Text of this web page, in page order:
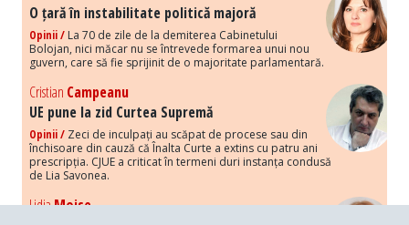
O țară în instabilitate politică majoră
Opinii / La 70 de zile de la demiterea Cabinetului
Bolojan, nici măcar nu se întrevede formarea unui nou
guvern, care să fie sprijinit de o majoritate parlamentară.
Cristian Campeanu
UE pune la zid Curtea Supremă
Opinii / Zeci de inculpați au scăpat de procese sau din
închisoare din cauză că Înalta Curte a extins cu patru ani
prescripția. CJUE a criticat în termeni duri instanța condusă
de Lia Savonea.
LidiaMoise